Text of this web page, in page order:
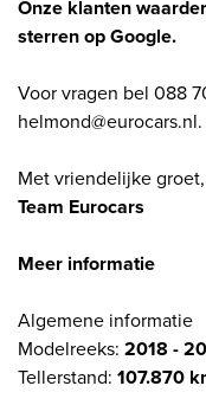
Onze klanten
sterren op Google.
Voor vragen bel 088
helmond@eurocars.nl.
Met vriendelijke groet,
Team Eurocars
Meer informatie
Algemene informatie
Modelreeks: 2018 -
Tellerstand: 107.870